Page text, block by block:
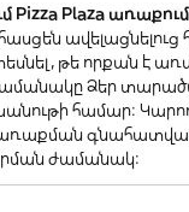
Pizza Plaza
ավելացնելուց
թե որքան է
Ձեր
խանութի համար:
ժամանակ: